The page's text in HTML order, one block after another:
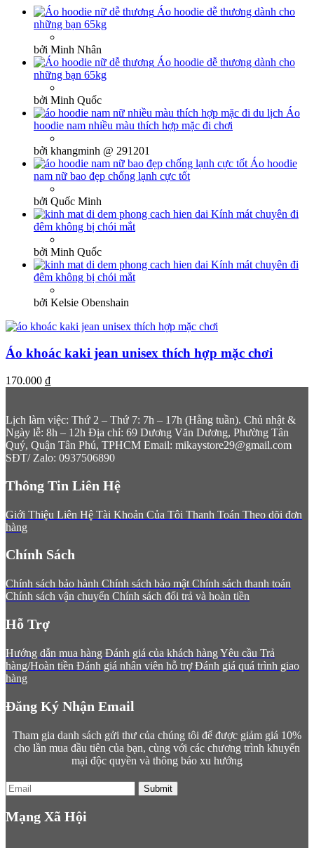
Áo hoodie dễ thương dành cho
những bạn 65kg
bởi Minh Nhân
Áo hoodie dễ thương dành cho
những bạn 65kg
bởi Minh Quốc
Áo
hoodie nam nhiều màu thích hợp mặc đi chơi
bởi khangminh @ 291201
Áo hoodie
nam nữ bao đẹp chống lạnh cực tốt
bởi Quốc Minh
Kính mát chuyên đi
đêm không bị chói mắt
bởi Minh Quốc
Kính mát chuyên đi
đêm không bị chói mắt
bởi Kelsie Obenshain
Áo khoác kaki jean unisex thích hợp mặc chơi
170.000 ₫
Lịch làm việc: Thứ 2 – Thứ 7: 7h – 17h (Hằng tuần). Chủ nhật &
Ngày lễ: 8h – 12h Địa chỉ: 69 Dương Văn Dương, Phường Tân
Quý, Quận Tân Phú, TPHCM Email: mikaystore29@gmail.com
SĐT/ Zalo: 0937506890
Thông Tin Liên Hệ
Giới Thiệu Liên Hệ Tài Khoản Của Tôi Thanh Toán Theo dõi đơn
hàng
Chính Sách
Chính sách bảo hành Chính sách bảo mật Chính sách thanh toán
Chính sách vận chuyển Chính sách đổi trả và hoàn tiền
Hỗ Trợ
Hướng dẫn mua hàng Đánh giá của khách hàng Yêu cầu Trả
hàng/Hoàn tiền Đánh giá nhân viên hỗ trợ Đánh giá quá trình giao
hàng
Đăng Ký Nhận Email
Tham gia danh sách gửi thư của chúng tôi để được giảm giá 10%
cho lần mua đầu tiên của bạn, cùng với các chương trình khuyến
mại độc quyền và thông báo xu hướng
Submit
Mạng Xã Hội